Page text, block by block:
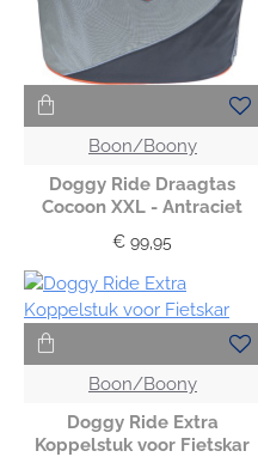
Boon/Boony
Doggy Ride Draagtas
Cocoon XXL - Antraciet
€ 99,95
Boon/Boony
Doggy Ride Extra
Koppelstuk voor Fietskar